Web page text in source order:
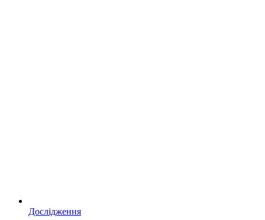
Дослідження